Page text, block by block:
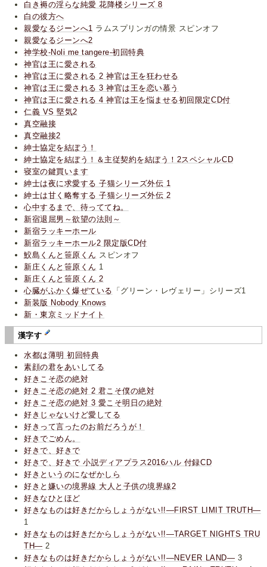
白き褥の淫らな純愛 花降楼シリーズ 8
白の彼方へ
親愛なるジーンへ1 ラムスプリンガの情景 スピンオフ
親愛なるジーンへ2
神学校-Noli me tangere-初回特典
神官は王に愛される
神官は王に愛される 2 神官は王を狂わせる
神官は王に愛される 3 神官は王を恋い慕う
神官は王に愛される 4 神官は王を悩ませる初回限定CD付
仁義 VS 堅気2
真空融接
真空融接2
紳士協定を結ぼう！
紳士協定を結ぼう！＆主従契約を結ぼう！2スペシャルCD
寝室の鍵買います
紳士は夜に求愛する 子猫シリーズ外伝 1
紳士は甘く略奪する 子猫シリーズ外伝 2
心中するまで、待っててね。
新宿退屈男～欲望の法則～
新宿ラッキーホール
新宿ラッキーホール2 限定版CD付
鮫島くんと笹原くん スピンオフ
新庄くんと笹原くん 1
新庄くんと笹原くん 2
心臓がふかく爆ぜている 「グリーン・レヴェリー」シリーズ1
新装版 Nobody Knows
新・東京ミッドナイト
漢字す
水都は薄明 初回特典
素顔の君をあいしてる
好きこそ恋の絶対
好きこそ恋の絶対 2 君こそ僕の絶対
好きこそ恋の絶対 3 愛こそ明日の絶対
好きじゃないけど愛してる
好きって言ったのお前だろうが！
好きでごめん。
好きで、好きで
好きで、好きで 小説ディアプラス2016ハル 付録CD
好きというのになぜかしら
好きと嫌いの境界線 大人と子供の境界線2
好きなひとほど
好きなものは好きだからしょうがない!!―FIRST LIMIT TRUTH―
1
好きなものは好きだからしょうがない!!―TARGET NIGHTS TRU
TH― 2
好きなものは好きだからしょうがない!!―NEVER LAND― 3